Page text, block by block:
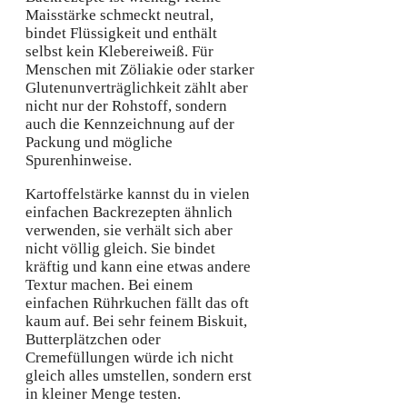
Maisstärke schmeckt neutral,
bindet Flüssigkeit und enthält
selbst kein Klebereiweiß. Für
Menschen mit Zöliakie oder starker
Glutenunverträglichkeit zählt aber
nicht nur der Rohstoff, sondern
auch die Kennzeichnung auf der
Packung und mögliche
Spurenhinweise.
Kartoffelstärke kannst du in vielen
einfachen Backrezepten ähnlich
verwenden, sie verhält sich aber
nicht völlig gleich. Sie bindet
kräftig und kann eine etwas andere
Textur machen. Bei einem
einfachen Rührkuchen fällt das oft
kaum auf. Bei sehr feinem Biskuit,
Butterplätzchen oder
Cremefüllungen würde ich nicht
gleich alles umstellen, sondern erst
in kleiner Menge testen.